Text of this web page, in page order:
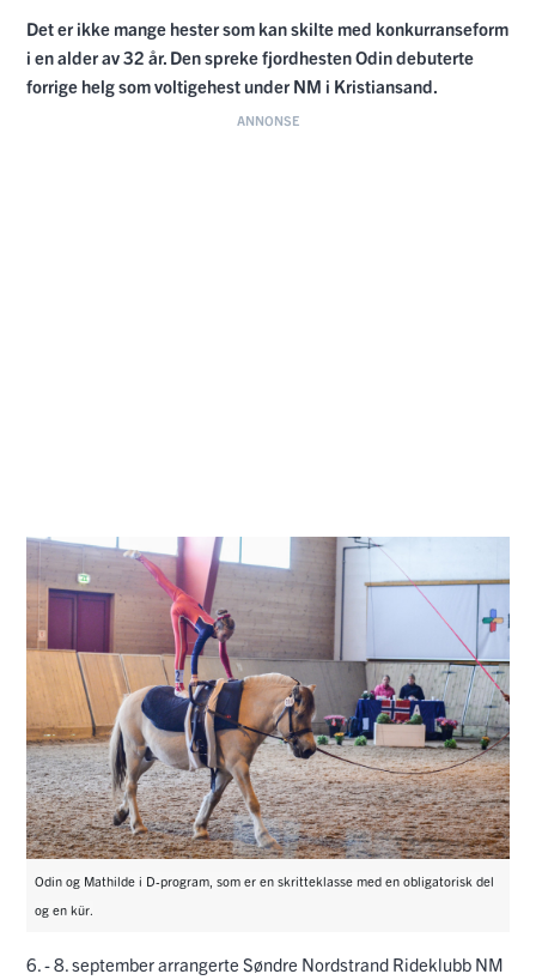
Det er ikke mange hester som kan skilte med konkurranseform
i en alder av 32 år. Den spreke fjordhesten Odin debuterte
forrige helg som voltigehest under NM i Kristiansand.
Odin og Mathilde i D-program, som er en skritteklasse med en obligatorisk del
og en kür.
6. - 8. september arrangerte Søndre Nordstrand Rideklubb NM